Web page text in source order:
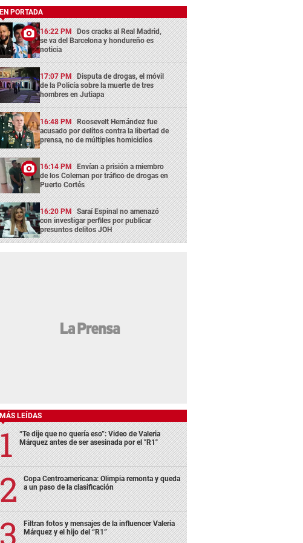
EN PORTADA
16:22 PM Dos cracks al Real Madrid,
se va del Barcelona y hondureño es
noticia
17:07 PM Disputa de drogas, el móvil
de la Policía sobre la muerte de tres
hombres en Jutiapa
16:48 PM Roosevelt Hernández fue
acusado por delitos contra la libertad de
prensa, no de múltiples homicidios
16:14 PM Envían a prisión a miembro
de los Coleman por tráfico de drogas en
Puerto Cortés
16:20 PM Saraí Espinal no amenazó
con investigar perfiles por publicar
presuntos delitos JOH
MÁS LEÍDAS
“Te dije que no quería eso”: Video de Valeria
Márquez antes de ser asesinada por el "R1"
Copa Centroamericana: Olimpia remonta y queda
a un paso de la clasificación
Filtran fotos y mensajes de la influencer Valeria
Márquez y el hijo del “R1”